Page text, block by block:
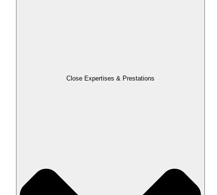
Close Expertises & Prestations